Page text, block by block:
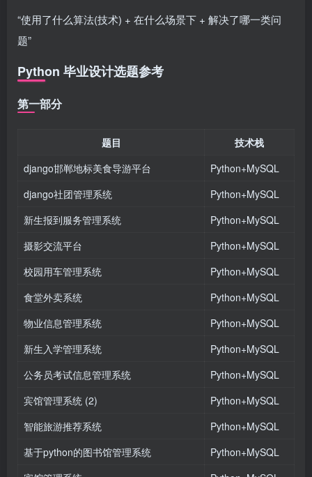
“使用了什么算法(技术) + 在什么场景下 + 解决了哪一类问
题”
Python 毕业设计选题参考
第一部分
题目
技术栈
django邯郸地标美食导游平台
Python+MySQL
django社团管理系统
Python+MySQL
新生报到服务管理系统
Python+MySQL
摄影交流平台
Python+MySQL
校园用车管理系统
Python+MySQL
食堂外卖系统
Python+MySQL
物业信息管理系统
Python+MySQL
新生入学管理系统
Python+MySQL
公务员考试信息管理系统
Python+MySQL
宾馆管理系统 (2)
Python+MySQL
智能旅游推荐系统
Python+MySQL
基于python的图书馆管理系统
Python+MySQL